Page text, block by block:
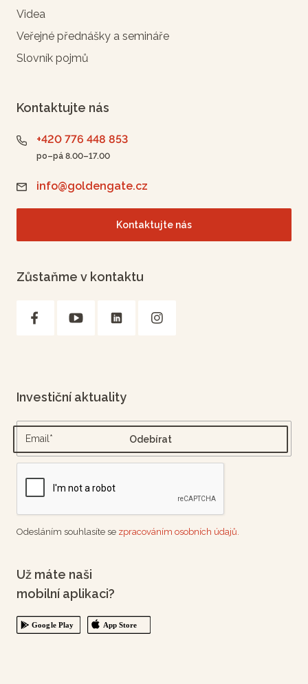
Videa
Veřejné přednášky a semináře
Slovník pojmů
Kontaktujte nás
+420 776 448 853
po–pá 8.00–17.00
info@goldengate.cz
Kontaktujte nás
Zůstaňme v kontaktu
Investiční aktuality
Odesláním souhlasíte se zpracováním osobních údajů.
Už máte naši
mobilní aplikaci?